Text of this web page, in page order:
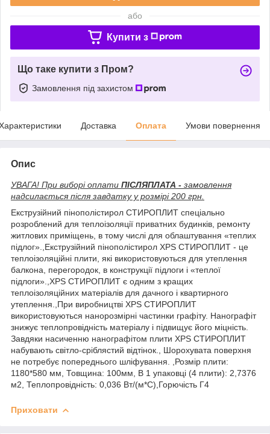
або
Купити з
Що таке купити з Пром?
Замовлення під захистом
Доставка Оплата Умови повернення
Опис
УВАГА! При виборі оплати ПІСЛЯПЛАТА - замовлення
надсилається після завдатку у розмірі 200 грн.
Екструзійний пінополістирол СТИРОПЛИТ спеціально
розроблений для теплоізоляції приватних будинків, ремонту
житлових приміщень, в тому числі для облаштування «теплих
підлог».,Екструзійний пінополістирол XPS СТИРОПЛИТ - це
теплоізоляційні плити, які використовуються для утеплення
балкона, перегородок, в конструкції підлоги і «теплої
підлоги».,XPS СТИРОПЛИТ є одним з кращих
теплоізоляційних матеріалів для дачного і квартирного
утеплення.,При виробництві XPS СТИРОПЛИТ
використовуються нанорозмірні частинки графіту. Нанографіт
знижує теплопровідність матеріалу і підвищує його міцність.
Завдяки насиченню нанографітом плити XPS СТИРОПЛИТ
набувають світло-сріблястий відтінок., Шорохувата поверхня
не потребує попереднього шліфування. ,Розмір плити:
1180*580 мм, Товщина: 100мм, В 1 упаковці (4 плити): 2,7376
м2, Теплопровідність: 0,036 Вт/(м*С),Горючість Г4
Приховати